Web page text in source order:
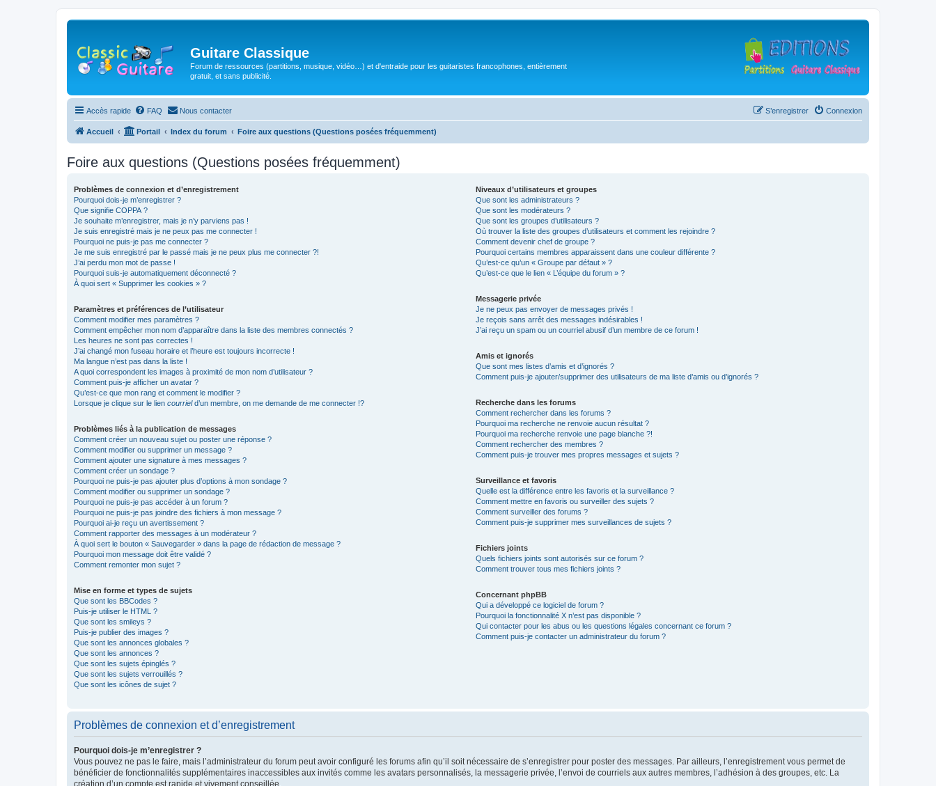
Guitare Classique
Forum de ressources (partitions, musique, vidéo…) et d'entraide pour les guitaristes francophones, entièrement
gratuit, et sans publicité.
Accès rapide FAQ Nous contacter Connexion
S’enregistrer
Accueil Portail Index du forum Foire aux questions (Questions posées fréquemment)
Foire aux questions (Questions posées fréquemment)
Problèmes de connexion et d’enregistrement
Pourquoi dois-je m’enregistrer ?
Que signifie COPPA ?
Je souhaite m’enregistrer, mais je n’y parviens pas !
Je suis enregistré mais je ne peux pas me connecter !
Pourquoi ne puis-je pas me connecter ?
Je me suis enregistré par le passé mais je ne peux plus me connecter ?!
J’ai perdu mon mot de passe !
Pourquoi suis-je automatiquement déconnecté ?
À quoi sert « Supprimer les cookies » ?
Paramètres et préférences de l’utilisateur
Comment modifier mes paramètres ?
Comment empêcher mon nom d’apparaître dans la liste des membres connectés ?
Les heures ne sont pas correctes !
J’ai changé mon fuseau horaire et l’heure est toujours incorrecte !
Ma langue n’est pas dans la liste !
A quoi correspondent les images à proximité de mon nom d’utilisateur ?
Comment puis-je afficher un avatar ?
Qu’est-ce que mon rang et comment le modifier ?
Lorsque je clique sur le lien courrield’un membre, on me demande de me connecter !?
Problèmes liés à la publication de messages
Comment créer un nouveau sujet ou poster une réponse ?
Comment modifier ou supprimer un message ?
Comment ajouter une signature à mes messages ?
Comment créer un sondage ?
Pourquoi ne puis-je pas ajouter plus d’options à mon sondage ?
Comment modifier ou supprimer un sondage ?
Pourquoi ne puis-je pas accéder à un forum ?
Pourquoi ne puis-je pas joindre des fichiers à mon message ?
Pourquoi ai-je reçu un avertissement ?
Comment rapporter des messages à un modérateur ?
À quoi sert le bouton « Sauvegarder » dans la page de rédaction de message ?
Pourquoi mon message doit être validé ?
Comment remonter mon sujet ?
Mise en forme et types de sujets
Que sont les BBCodes ?
Puis-je utiliser le HTML ?
Que sont les smileys ?
Puis-je publier des images ?
Que sont les annonces globales ?
Que sont les annonces ?
Que sont les sujets épinglés ?
Que sont les sujets verrouillés ?
Que sont les icônes de sujet ?
Niveaux d’utilisateurs et groupes
Que sont les administrateurs ?
Que sont les modérateurs ?
Que sont les groupes d’utilisateurs ?
Où trouver la liste des groupes d’utilisateurs et comment les rejoindre ?
Comment devenir chef de groupe ?
Pourquoi certains membres apparaissent dans une couleur différente ?
Qu’est-ce qu’un « Groupe par défaut » ?
Qu’est-ce que le lien « L’équipe du forum » ?
Messagerie privée
Je ne peux pas envoyer de messages privés !
Je reçois sans arrêt des messages indésirables !
J’ai reçu un spam ou un courriel abusif d’un membre de ce forum !
Amis et ignorés
Que sont mes listes d’amis et d’ignorés ?
Comment puis-je ajouter/supprimer des utilisateurs de ma liste d’amis ou d’ignorés ?
Recherche dans les forums
Comment rechercher dans les forums ?
Pourquoi ma recherche ne renvoie aucun résultat ?
Pourquoi ma recherche renvoie une page blanche ?!
Comment rechercher des membres ?
Comment puis-je trouver mes propres messages et sujets ?
Surveillance et favoris
Quelle est la différence entre les favoris et la surveillance ?
Comment mettre en favoris ou surveiller des sujets ?
Comment surveiller des forums ?
Comment puis-je supprimer mes surveillances de sujets ?
Fichiers joints
Quels fichiers joints sont autorisés sur ce forum ?
Comment trouver tous mes fichiers joints ?
Concernant phpBB
Qui a développé ce logiciel de forum ?
Pourquoi la fonctionnalité X n’est pas disponible ?
Qui contacter pour les abus ou les questions légales concernant ce forum ?
Comment puis-je contacter un administrateur du forum ?
Problèmes de connexion et d’enregistrement
Pourquoi dois-je m’enregistrer ?
Vous pouvez ne pas le faire, mais l’administrateur du forum peut avoir configuré les forums afin qu’il soit nécessaire de s’enregistrer pour poster des messages. Par ailleurs, l’enregistrement vous permet de
bénéficier de fonctionnalités supplémentaires inaccessibles aux invités comme les avatars personnalisés, la messagerie privée, l’envoi de courriels aux autres membres, l’adhésion à des groupes, etc. La
création d’un compte est rapide et vivement conseillée.